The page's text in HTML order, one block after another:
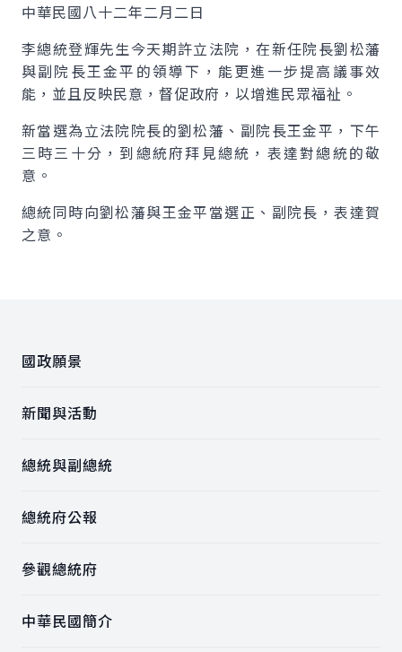
中華民國八十二年二月二日
李總統登輝先生今天期許立法院，在新任院長劉松藩
與副院長王金平的領導下，能更進一步提高議事效
能，並且反映民意，督促政府，以增進民眾福祉。
新當選為立法院院長的劉松藩、副院長王金平，下午
三時三十分，到總統府拜見總統，表達對總統的敬
意。
總統同時向劉松藩與王金平當選正、副院長，表達賀
之意。
國政願景
新聞與活動
總統與副總統
總統府公報
參觀總統府
中華民國簡介